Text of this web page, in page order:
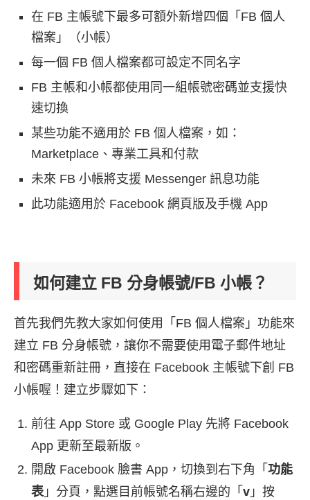
在 FB 主帳號下最多可額外新增四個「FB 個人
檔案」（小帳）
每一個 FB 個人檔案都可設定不同名字
FB 主帳和小帳都使用同一組帳號密碼並支援快
速切換
某些功能不適用於 FB 個人檔案，如：
Marketplace、專業工具和付款
未來 FB 小帳將支援 Messenger 訊息功能
此功能適用於 Facebook 網頁版及手機 App
如何建立 FB 分身帳號/FB 小帳？
首先我們先教大家如何使用「FB 個人檔案」功能來
建立 FB 分身帳號，讓你不需要使用電子郵件地址
和密碼重新註冊，直接在 Facebook 主帳號下創 FB
小帳喔！建立步驟如下：
前往 App Store 或 Google Play 先將 Facebook
App 更新至最新版。
開啟 Facebook 臉書 App，切換到右下角「 功能
表」分頁，點選目前帳號名稱右邊的「 v 」按